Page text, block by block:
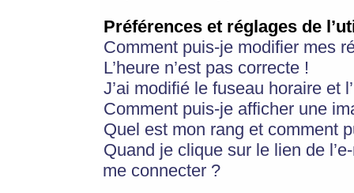
Préférences et réglages de
Comment puis-je modifier mes
L’heure n’est pas correcte !
J’ai modifié le fuseau horaire et
Comment puis-je afficher une
Quel est mon rang et comment
Quand je clique sur le lien de
me connecter ?